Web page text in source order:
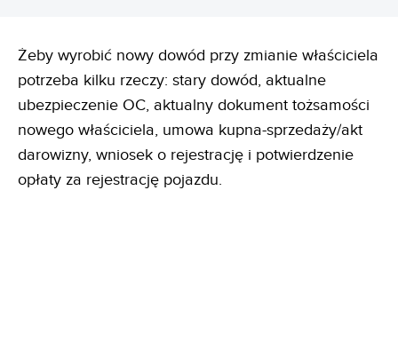
Żeby wyrobić nowy dowód przy zmianie właściciela
potrzeba kilku rzeczy: stary dowód, aktualne
ubezpieczenie OC, aktualny dokument tożsamości
nowego właściciela, umowa kupna-sprzedaży/akt
darowizny, wniosek o rejestrację i potwierdzenie
opłaty za rejestrację pojazdu.